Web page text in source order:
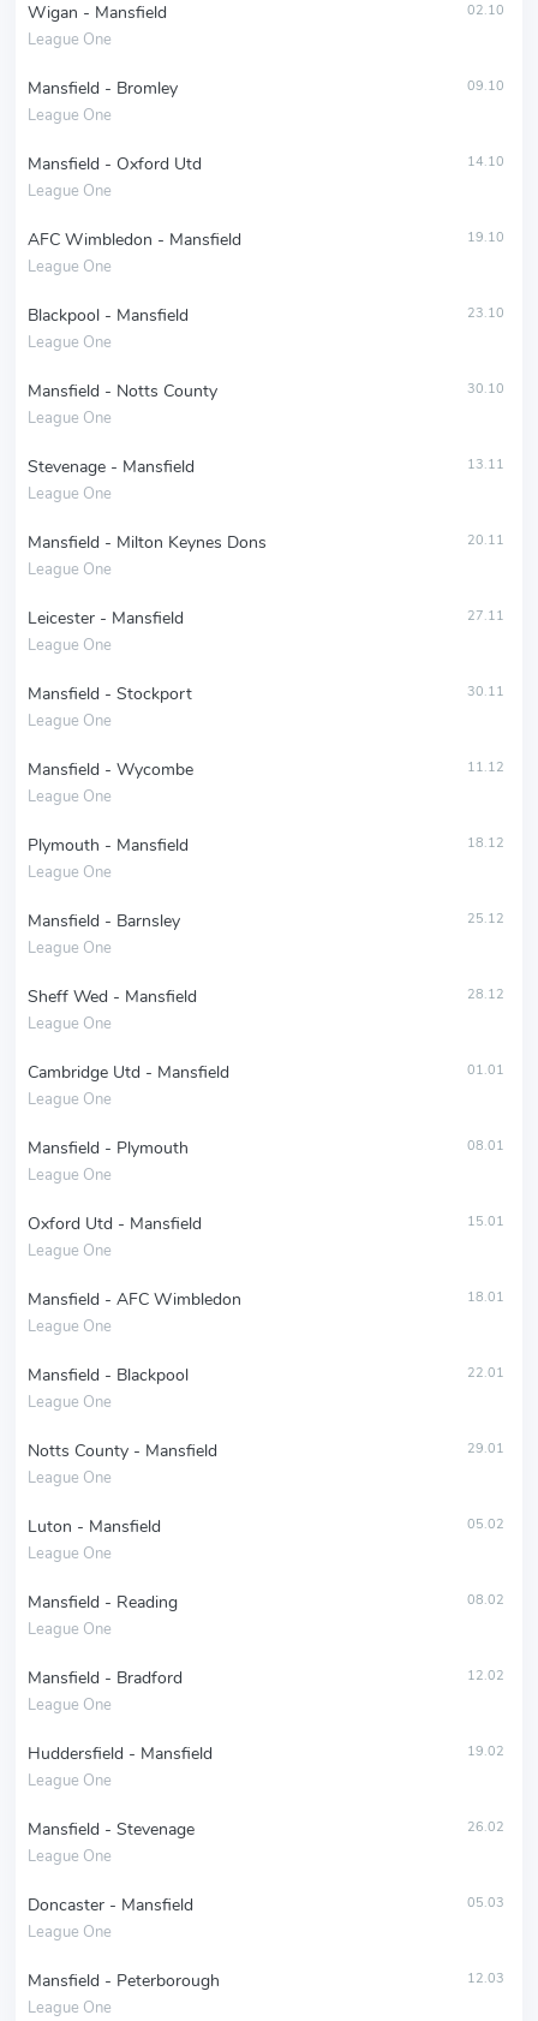
Wigan - Mansfield
League One
02.10
Mansfield - Bromley
League One
09.10
Mansfield - Oxford Utd
League One
14.10
AFC Wimbledon - Mansfield
League One
19.10
Blackpool - Mansfield
League One
23.10
Mansfield - Notts County
League One
30.10
Stevenage - Mansfield
League One
13.11
Mansfield - Milton Keynes Dons
League One
20.11
Leicester - Mansfield
League One
27.11
Mansfield - Stockport
League One
30.11
Mansfield - Wycombe
League One
11.12
Plymouth - Mansfield
League One
18.12
Mansfield - Barnsley
League One
25.12
Sheff Wed - Mansfield
League One
28.12
Cambridge Utd - Mansfield
League One
01.01
Mansfield - Plymouth
League One
08.01
Oxford Utd - Mansfield
League One
15.01
Mansfield - AFC Wimbledon
League One
18.01
Mansfield - Blackpool
League One
22.01
Notts County - Mansfield
League One
29.01
Luton - Mansfield
League One
05.02
Mansfield - Reading
League One
08.02
Mansfield - Bradford
League One
12.02
Huddersfield - Mansfield
League One
19.02
Mansfield - Stevenage
League One
26.02
Doncaster - Mansfield
League One
05.03
Mansfield - Peterborough
League One
12.03